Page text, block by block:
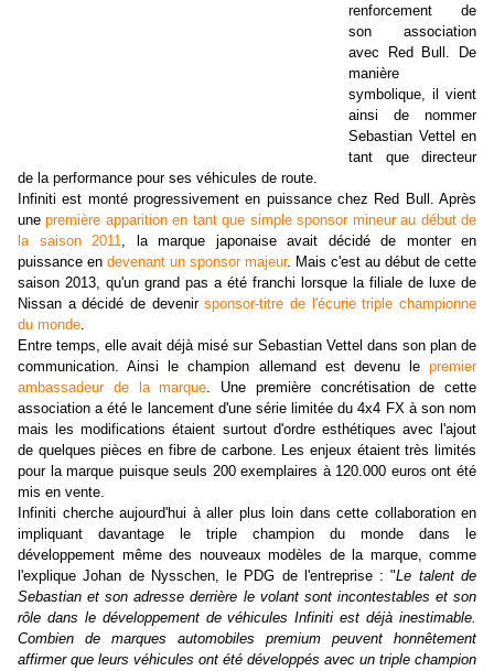
renforcement de
son association
avec Red Bull. De
manière
symbolique, il vient
ainsi de nommer
Sebastian Vettel en
tant que directeur
de la performance pour ses véhicules de route.
Infiniti est monté progressivement en puissance chez Red Bull. Après
unepremière apparition en tant que simple sponsor mineur au début de
la saison 2011, la marque japonaise avait décidé de monter en
puissance en devenant un sponsor majeur. Mais c'est au début de cette
saison 2013, qu'un grand pas a été franchi lorsque la filiale de luxe de
Nissan a décidé de devenirsponsor-titre de l'écurie triple championne
du monde.
Entre temps, elle avait déjà misé sur Sebastian Vettel dans son plan de
communication. Ainsi le champion allemand est devenu le premier
ambassadeur de la marque. Une première concrétisation de cette
association a été le lancement d'une série limitée du 4x4 FX à son nom
mais les modifications étaient surtout d'ordre esthétiques avec l'ajout
de quelques pièces en fibre de carbone. Les enjeux étaient très limités
pour la marque puisque seuls 200 exemplaires à 120.000 euros ont été
mis en vente.
Infiniti cherche aujourd'hui à aller plus loin dans cette collaboration en
impliquant davantage le triple champion du monde dans le
développement même des nouveaux modèles de la marque, comme
l'explique Johan de Nysschen, le PDG de l'entreprise : "Le talent de
Sebastian et son adresse derrière le volant sont incontestables et son
rôle dans le développement de véhicules Infiniti est déjà inestimable.
Combien de marques automobiles premium peuvent honnêtement
affirmer que leurs véhicules ont été développés avec un triple champion